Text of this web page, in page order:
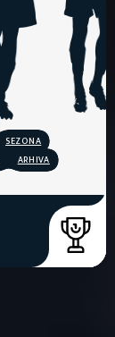
SEZONA
ARHIVA